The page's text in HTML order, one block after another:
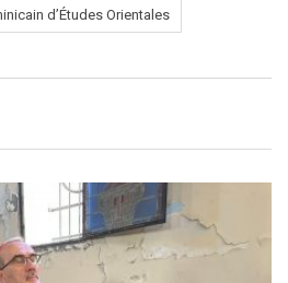
d’Études Orientales